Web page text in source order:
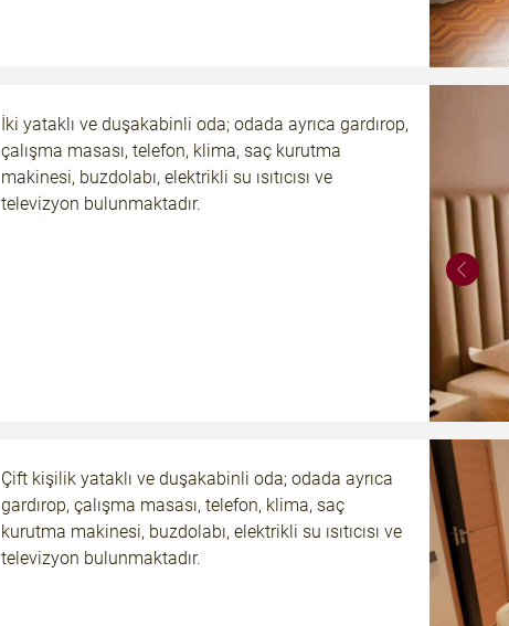
İki yataklı ve duşakabinli oda; odada ayrıca gardırop,
çalışma masası, telefon, klima, saç kurutma
makinesi, buzdolabı, elektrikli su ısıtıcısı ve
televizyon bulunmaktadır.
Çift kişilik yataklı ve duşakabinli oda; odada ayrıca
gardırop, çalışma masası, telefon, klima, saç
kurutma makinesi, buzdolabı, elektrikli su ısıtıcısı ve
televizyon bulunmaktadır.